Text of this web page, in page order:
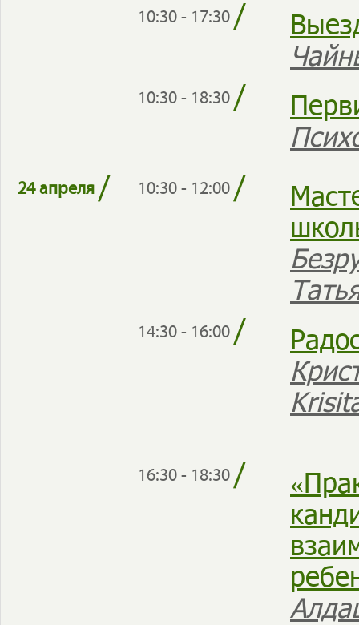
10:30 - 17:30/
10:30 - 18:30/
24 апреля/ 10:30 - 12:00/
14:30 - 16:00/
16:30 - 18:30/